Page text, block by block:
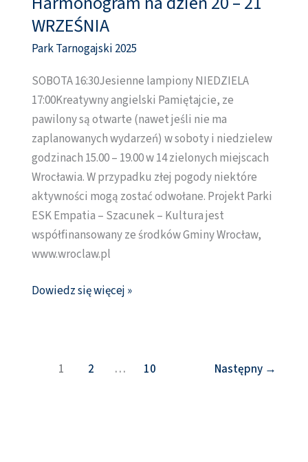
WRZEŚNIA
Park Tarnogajski 2025
SOBOTA 16:30Jesienne lampiony NIEDZIELA
17:00Kreatywny angielski Pamiętajcie, ze
pawilony są otwarte (nawet jeśli nie ma
zaplanowanych wydarzeń) w soboty i niedzielew
godzinach 15.00 – 19.00 w 14 zielonych miejscach
Wrocławia. W przypadku złej pogody niektóre
aktywności mogą zostać odwołane. Projekt Parki
ESK Empatia – Szacunek – Kultura jest
współfinansowany ze środków Gminy Wrocław,
www.wroclaw.pl
na
dzień
–
21
WRZEŚNIA
Dowiedz się więcej »
1 2 … 10 Następny →